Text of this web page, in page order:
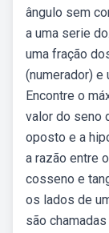
ângulo sem
a uma serie
uma fração
(numerador) e
Encontre o
valor do seno
oposto e a
a razão entre
cosseno e
os lados de
são